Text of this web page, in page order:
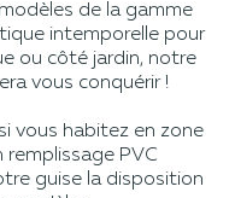
de la gamme
intemporelle pour
ou côté jardin, notre
vous conquérir !
vous habitez en zone
remplissage PVC
guise la disposition